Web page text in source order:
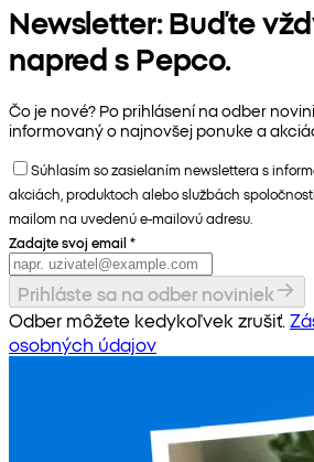
Newsletter: Buďte
napred s Pepco.
Čo je nové? Po prihlásení na odber
informovaný o najnovšej ponuke a
Súhlasím so zasielaním newslettera s
akciách, produktoch alebo službách spoločnosti
mailom na uvedenú e-mailovú adresu.
Zadajte svoj email *
Prihláste sa na odber noviniek
Odber môžete kedykoľvek zrušiť.
osobných údajov